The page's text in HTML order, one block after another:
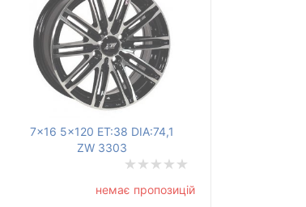
7x16 5x120 ET:38 DIA:74,1
ZW 3303
немає пропозицій